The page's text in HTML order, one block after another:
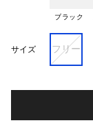
ブラック
サイズ フリー